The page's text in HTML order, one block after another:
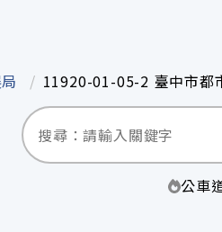
平臺
11920-01-05-2 臺中市都
公車